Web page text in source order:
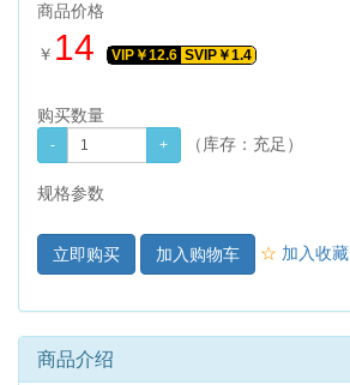
商品价格
￥ 14 VIP￥12.6 SVIP￥1.4
购买数量
（库存： 充足 ）
规格参数
加入购物车 ☆ 加入收藏
商品介绍